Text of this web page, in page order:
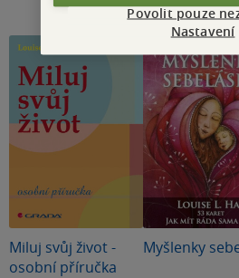
Miluj svůj život -
osobní příručka
Myšlenky
Povolit pouze
Nastavení